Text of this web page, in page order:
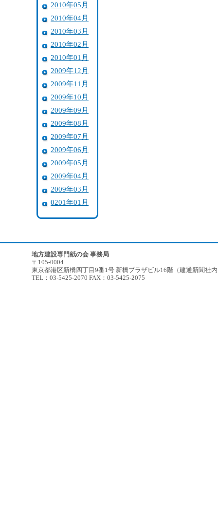
2010年05月
2010年04月
2010年03月
2010年02月
2010年01月
2009年12月
2009年11月
2009年10月
2009年09月
2009年08月
2009年07月
2009年06月
2009年05月
2009年04月
2009年03月
0201年01月
地方建設専門紙の会 事務局
〒105-0004
東京都港区新橋四丁目9番1号 新橋プラザビル16階（建通新聞社
TEL：03-5425-2070 FAX：03-5425-2075